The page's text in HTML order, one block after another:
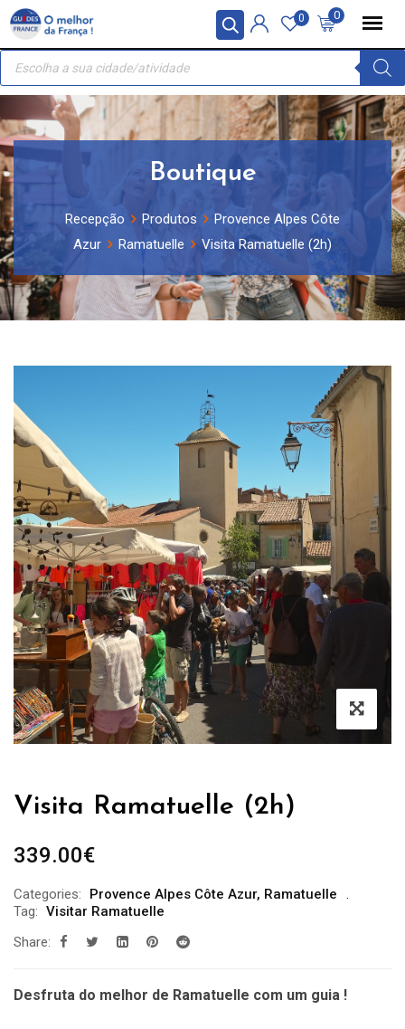
Painel de Gerenciamento de Cookies
Skip
content
0
0
Recherche
produits
Boutique
Recepção Produtos
Provence Alpes Côte
Azur
Ramatuelle Visita Ramatuelle (2h)
Visita Ramatuelle (2h)
339.00€
Categories: Provence Alpes Côte Azur, Ramatuelle
Tag: Visitar Ramatuelle
Share:
Desfruta do melhor de Ramatuelle com um guia !